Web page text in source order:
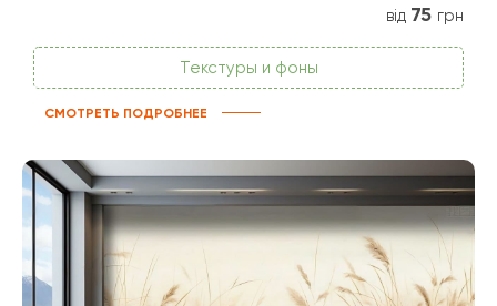
від 75 грн
Текстуры и фоны
СМОТРЕТЬ ПОДРОБНЕЕ